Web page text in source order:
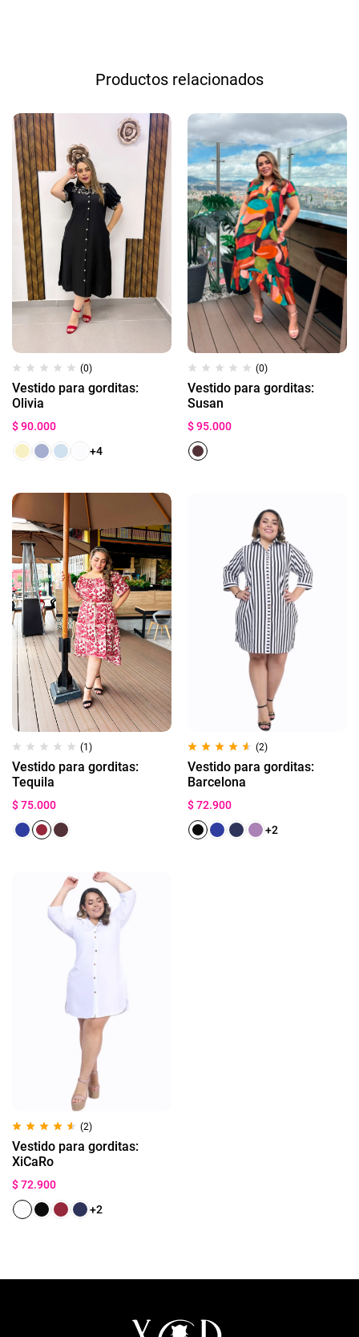
Productos relacionados
(0)
Vestido para gorditas:
Olivia
$90.000
+4
(0)
Vestido para gorditas:
Susan
$95.000
(1)
Vestido para gorditas:
Tequila
$75.000
(2)
Vestido para gorditas:
Barcelona
$72.900
+2
(2)
Vestido para gorditas:
XiCaRo
$72.900
+2